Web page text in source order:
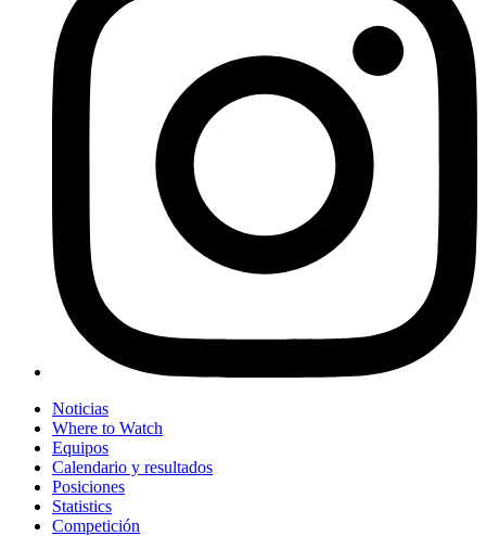
Noticias
Where to Watch
Equipos
Calendario y resultados
Posiciones
Statistics
Competición